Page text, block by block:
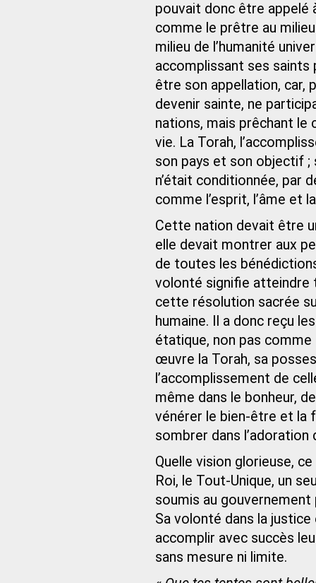
pouvait donc être appelé
comme le prêtre au
milieu de l’humanité
accomplissant ses saints
être son appellation, car,
devenir sainte, ne
nations, mais prêchant le
vie. La Torah,
son pays et son objectif ;
n’était conditionnée, par
comme l’esprit, l’âme et
Cette nation devait être
elle devait montrer aux
de toutes les
volonté signifie atteindre
cette résolution sacrée
humaine. Il a donc reçu
étatique, non pas
œuvre la Torah, sa
l’accomplissement de
même dans le bonheur,
vénérer le bien-être et la
sombrer dans l’adoration
Quelle vision glorieuse,
Roi, le Tout-Unique, un
soumis au gouvernement
Sa volonté dans la justice
accomplir avec succès
sans mesure ni limite.